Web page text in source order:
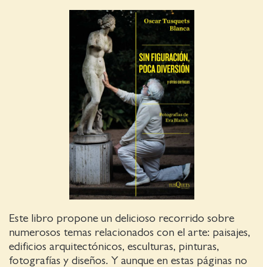
Este libro propone un delicioso recorrido sobre
numerosos temas relacionados con el arte: paisajes,
edificios arquitectónicos, esculturas, pinturas,
fotografías y diseños. Y aunque en estas páginas no